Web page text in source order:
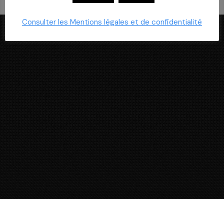
Consulter les Mentions légales et de confidentialité